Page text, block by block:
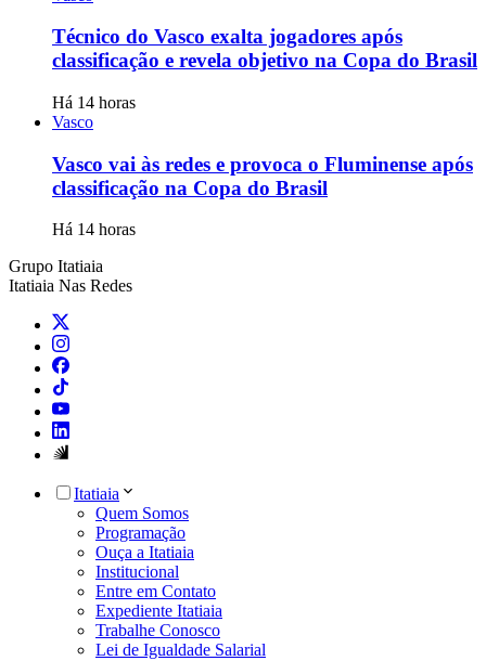
Técnico do Vasco exalta jogadores após
classificação e revela objetivo na Copa do Brasil
Há 14 horas
Vasco
Vasco vai às redes e provoca o Fluminense após
classificação na Copa do Brasil
Há 14 horas
Grupo Itatiaia
Itatiaia Nas Redes
Itatiaia
Quem Somos
Programação
Ouça a Itatiaia
Institucional
Entre em Contato
Expediente Itatiaia
Trabalhe Conosco
Lei de Igualdade Salarial